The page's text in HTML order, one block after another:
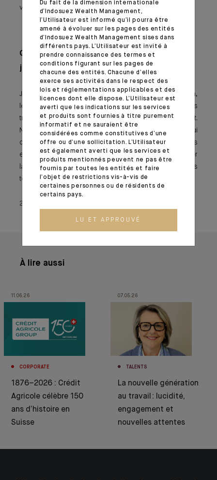
vie professionnelle.
Quels conseils donneriez-vous aux
jeunes générations ?
Je leur conseille de toujours privilégier la collaboration,
le travail collectif et de conserver à l’esprit que nous
travaillons tous ensemble pour le même établissement.
Nous avons juste des métiers ou des personnalités qui
diffèrent mais de multiples liens nous unissent, hommes
et femmes. Efforçons nous donc ensemble de préserver
la dimension humaine au quotidien. Nous en sortirons
tous grandis.
23 juin 2021
À lire aussi
11.06.26
CORPORATE
1876–2026 : Crédit
Agricole célèbre 150
ans d’histoire en
Suisse
07.05.26
TALENTS
La nouvelle génération
au travail : lucidité,
engagement et
nouvelles attentes
Du fait de la dimension internationale
d’Indosuez Wealth Management,
l’Utilisateur est informé qu’il pourra être
amené à évoluer sur les pages des entités
d’Indosuez Wealth Management sises dans
différents pays. L’Utilisateur est invité à
prendre connaissance des termes et
conditions figurant sur les pages de
chacune des entités. Chacune d’elles
exerce ses activités dans le respect des
lois et réglementations applicables et des
licences dont elle dispose. L’Utilisateur est
averti que les indications sur les services
et produits sont fournies à titre purement
informatif et ne sauraient être
considérées comme constitutives d’une
offre ou d’une sollicitation. L’Utilisateur
est également averti que les services et
produits mentionnés peuvent ne pas être
fournis par toutes les entités et faire
l’objet de restrictions vis-à-vis de
certaines personnes ou de résidents de
certains pays.
LU ET APPROUVÉ